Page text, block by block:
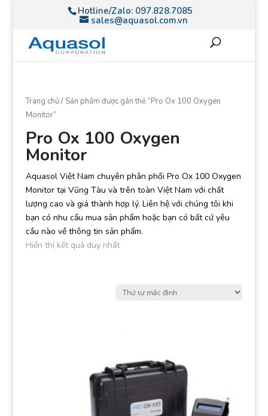
Hotline/Zalo: 097.828.7085
sales@aquasol.com.vn
Trang chủ/ Sản phẩm được gắn thẻ “Pro Ox 100 Oxygen
Monitor”
Pro Ox 100 Oxygen
Monitor
Aquasol Việt Nam chuyên phân phối Pro Ox 100 Oxygen
Monitor tại Vũng Tàu và trên toàn Việt Nam với chất
lượng cao và giá thành hợp lý. Liên hệ với chúng tôi khi
bạn có nhu cầu mua sản phẩm hoặc bạn có bất cứ yêu
cầu nào về thông tin sản phẩm.
Hiển thị kết quả duy nhất